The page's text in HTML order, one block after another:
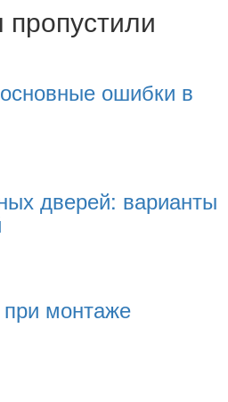
ошибки в
дверей: варианты
монтаже